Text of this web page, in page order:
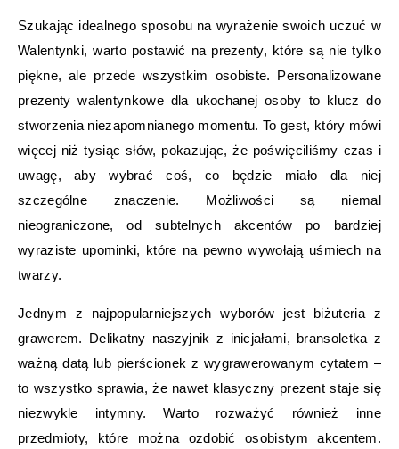
Szukając idealnego sposobu na wyrażenie swoich uczuć w
Walentynki, warto postawić na prezenty, które są nie tylko
piękne, ale przede wszystkim osobiste. Personalizowane
prezenty walentynkowe dla ukochanej osoby to klucz do
stworzenia niezapomnianego momentu. To gest, który mówi
więcej niż tysiąc słów, pokazując, że poświęciliśmy czas i
uwagę, aby wybrać coś, co będzie miało dla niej
szczególne znaczenie. Możliwości są niemal
nieograniczone, od subtelnych akcentów po bardziej
wyraziste upominki, które na pewno wywołają uśmiech na
twarzy.
Jednym z najpopularniejszych wyborów jest biżuteria z
grawerem. Delikatny naszyjnik z inicjałami, bransoletka z
ważną datą lub pierścionek z wygrawerowanym cytatem –
to wszystko sprawia, że nawet klasyczny prezent staje się
niezwykle intymny. Warto rozważyć również inne
przedmioty, które można ozdobić osobistym akcentem.